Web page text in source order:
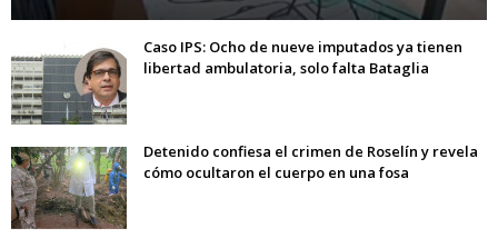
Caso IPS: Ocho de nueve imputados ya tienen
libertad ambulatoria, solo falta Bataglia
Detenido confiesa el crimen de Roselín y revela
cómo ocultaron el cuerpo en una fosa